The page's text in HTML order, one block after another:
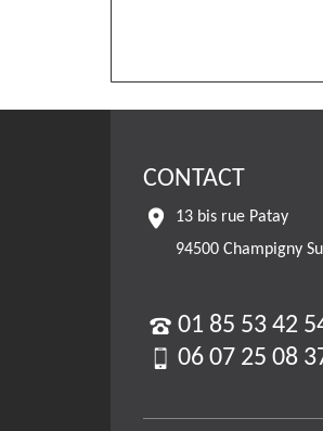
CONTACT
13 bis rue Patay
94500 Champigny
01 85 53 42
06 07 25 08